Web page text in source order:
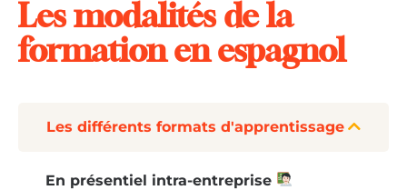
Les modalités de la
formation en espagnol
Les différents formats d'apprentissage
En présentiel intra-entreprise